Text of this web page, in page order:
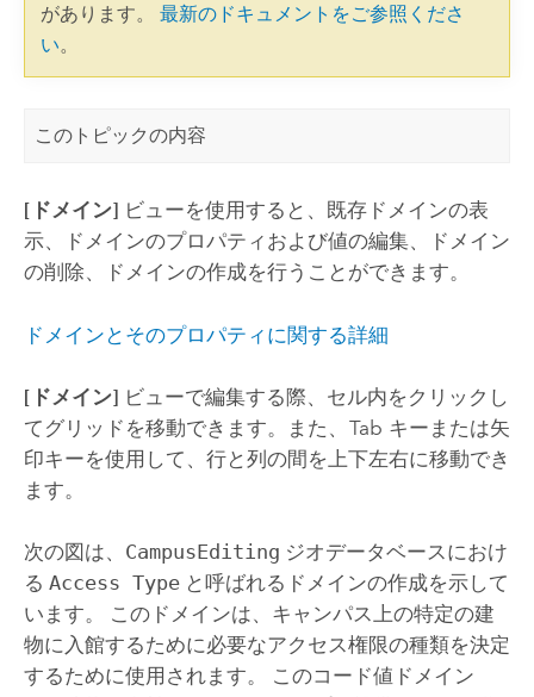
があります。 最新のドキュメントをご参照くださ
い。
このトピックの内容
[ドメイン] ビューを使用すると、既存ドメインの表
示、ドメインのプロパティおよび値の編集、ドメイン
の削除、ドメインの作成を行うことができます。
ドメインとそのプロパティに関する詳細
[ドメイン] ビューで編集する際、セル内をクリックし
てグリッドを移動できます。また、 Tab キーまたは矢
印キーを使用して、行と列の間を上下左右に移動でき
ます。
次の図は、 CampusEditing ジオデータベースにおけ
る Access Typeと呼ばれるドメインの作成を示して
います。 このドメインは、キャンパス上の特定の建
物に入館するために必要なアクセス権限の種類を決定
するために使用されます。 このコード値ドメイン